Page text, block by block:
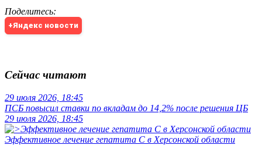
Поделитесь:
+Яндекс новости
Сейчас читают
29 июля 2026, 18:45
ПСБ повысил ставки по вкладам до 14,2% после решения ЦБ
29 июля 2026, 18:45
Эффективное лечение гепатита C в Херсонской области